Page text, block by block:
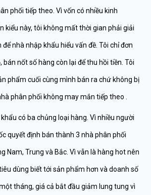
phối tiếp theo. Vì vốn có nhiều kinh
kiểu này, tôi không mất thời gian phải giải
nhà nhập khẩu hiểu vấn đề. Tôi chỉ đơn
bán nốt số hàng còn lại để thu hồi tiền. Tôi
phẩm cuối cùng mình bán ra chứ không bị
phân phối không may mắn tiếp theo .
có ba chủng loại hàng. Vì nhiều người
quyết định bán thành 3 nhà phân phối
Nam, Trung và Bắc. Vì vẫn là hàng hot nên
dùng biết tới sản phẩm hơn và doanh số
tháng, giá cả bắt đầu giảm lung tung vì